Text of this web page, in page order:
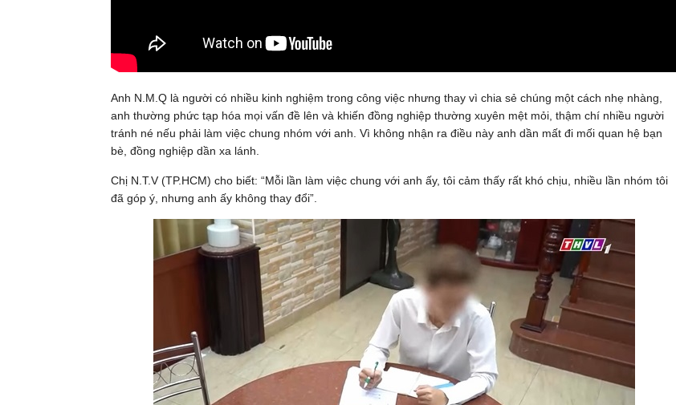
Anh N.M.Q là người có nhiều kinh nghiệm trong công việc nhưng thay vì chia sẻ chúng một cách nhẹ nhàng,
anh thường phức tạp hóa mọi vấn đề lên và khiến đồng nghiệp thường xuyên mệt mỏi, thậm chí nhiều người
tránh né nếu phải làm việc chung nhóm với anh. Vì không nhận ra điều này anh dần mất đi mối quan hệ bạn
bè, đồng nghiệp dần xa lánh.
Chị N.T.V (TP.HCM) cho biết: “Mỗi lần làm việc chung với anh ấy, tôi cảm thấy rất khó chịu, nhiều lần nhóm tôi
đã góp ý, nhưng anh ấy không thay đổi”.